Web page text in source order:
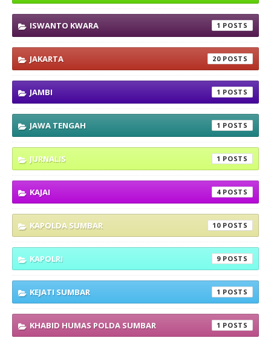
ISWANTO KWARA 1
JAKARTA 20
JAMBI 1
JAWA TENGAH 1
JURNALIS 1
KAJAI 4
KAPOLDA SUMBAR 10
KAPOLRI 9
KEJATI SUMBAR 1
KHABID HUMAS POLDA SUMBAR 1